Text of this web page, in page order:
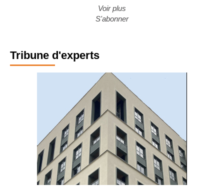
Voir plus
S'abonner
Tribune d'experts